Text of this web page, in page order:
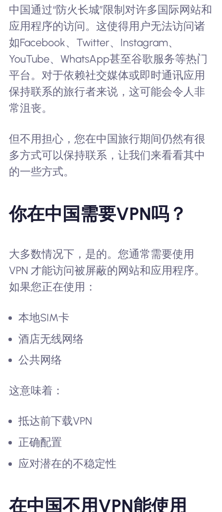
中国通过“防火长城”限制对许多国际网站和
应用程序的访问。这使得用户无法访问诸
如Facebook、Twitter、Instagram、
YouTube、WhatsApp甚至谷歌服务等热门
平台。对于依赖社交媒体或即时通讯应用
保持联系的旅行者来说，这可能会令人非
常沮丧。
但不用担心，您在中国旅行期间仍然有很
多方式可以保持联系，让我们来看看其中
的一些方式。
你在中国需要VPN吗？
大多数情况下，是的。您通常需要使用
VPN 才能访问被屏蔽的网站和应用程序。
如果您正在使用：
本地SIM卡
酒店无线网络
公共网络
这意味着：
抵达前下载VPN
正确配置
应对潜在的不稳定性
在中国不用VPN能使用